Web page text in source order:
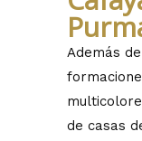
Además
de casas